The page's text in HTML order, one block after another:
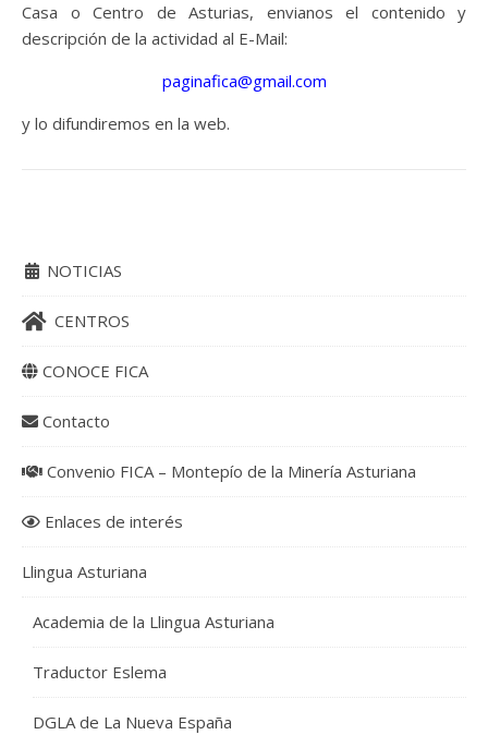
Casa o Centro de Asturias, envianos el contenido y
descripción de la actividad al E-Mail:
paginafica@gmail.com
y lo difundiremos en la web.
NOTICIAS
CENTROS
CONOCE FICA
Contacto
Convenio FICA – Montepío de la Minería Asturiana
Enlaces de interés
Llingua Asturiana
Academia de la Llingua Asturiana
Traductor Eslema
DGLA de La Nueva España